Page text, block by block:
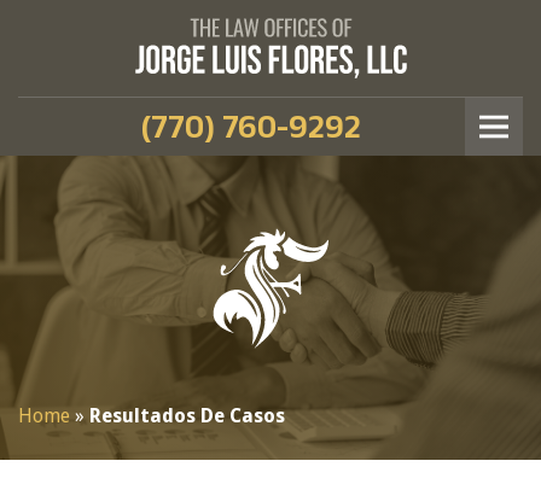
(770) 760-9292
Home» Resultados De Casos